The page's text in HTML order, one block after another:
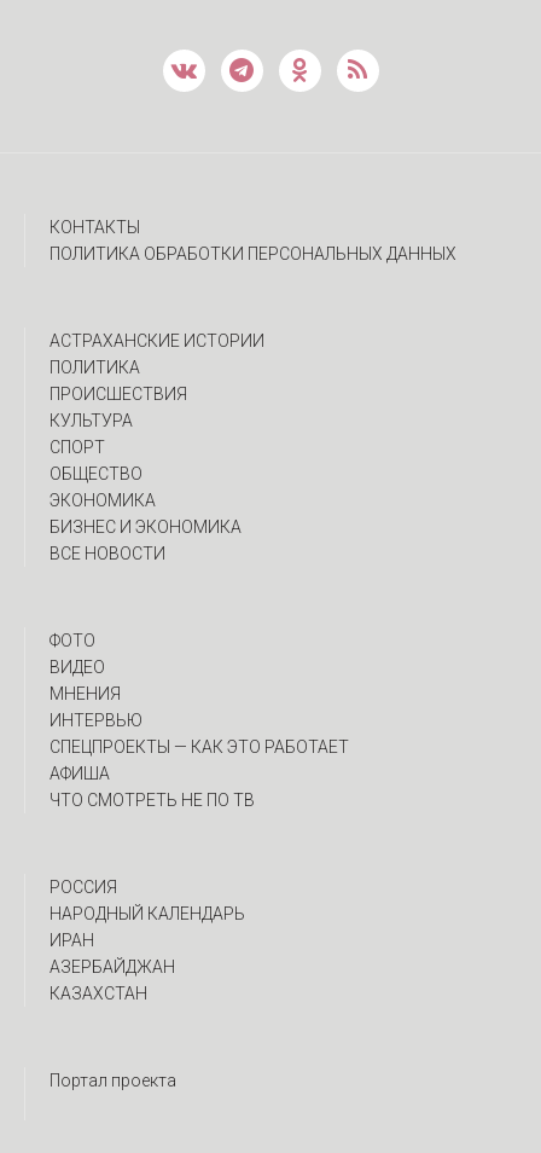
КОНТАКТЫ
ПОЛИТИКА ОБРАБОТКИ ПЕРСОНАЛЬНЫХ ДАННЫХ
АСТРАХАНСКИЕ ИСТОРИИ
ПОЛИТИКА
ПРОИСШЕСТВИЯ
КУЛЬТУРА
СПОРТ
ОБЩЕСТВО
ЭКОНОМИКА
БИЗНЕС И ЭКОНОМИКА
ВСЕ НОВОСТИ
ФОТО
ВИДЕО
МНЕНИЯ
ИНТЕРВЬЮ
CПЕЦПРОЕКТЫ — КАК ЭТО РАБОТАЕТ
АФИША
ЧТО СМОТРЕТЬ НЕ ПО ТВ
РОССИЯ
НАРОДНЫЙ КАЛЕНДАРЬ
ИРАН
АЗЕРБАЙДЖАН
КАЗАХСТАН
Портал проекта